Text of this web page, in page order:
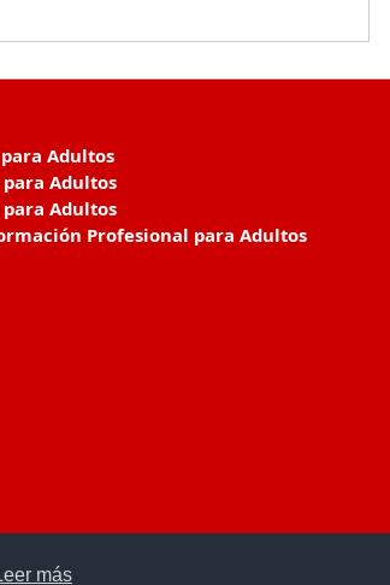
más
Adultos
Adultos
Adultos
Profesional para Adultos